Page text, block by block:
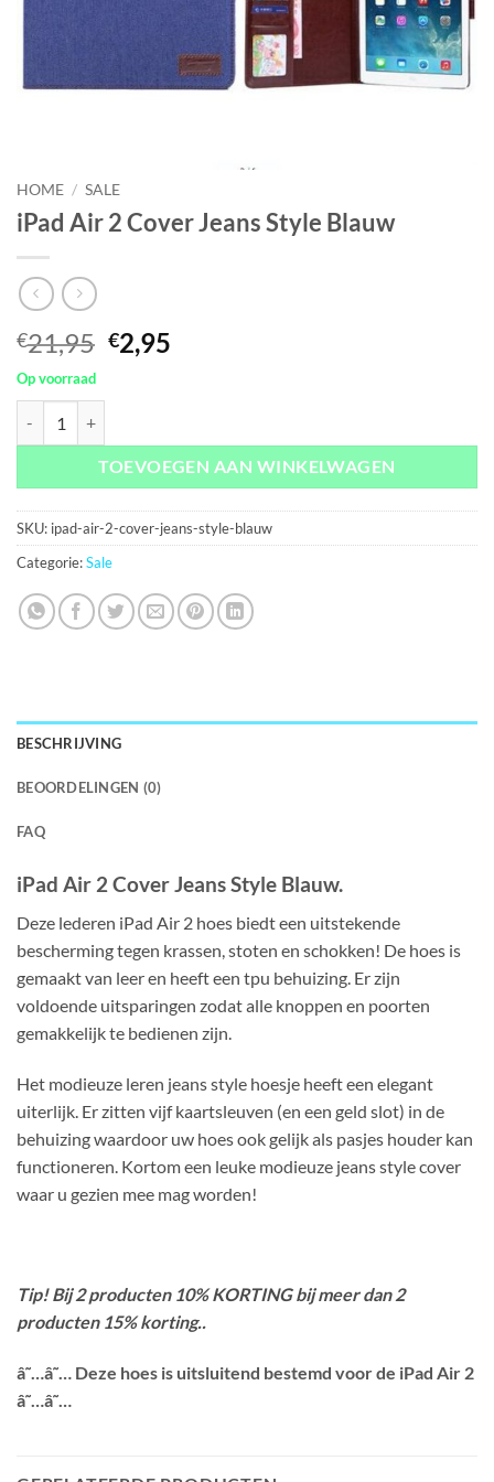
HOME / SALE
iPad Air 2 Cover Jeans Style Blauw
€21,95 Oorspronkelijke
prijs
€2,95
Op voorraad
TOEVOEGEN AAN WINKELWAGEN
SKU: ipad-air-2-cover-jeans-style-blauw
Categorie:Sale
BESCHRIJVING
BEOORDELINGEN (0)
FAQ
iPad Air 2 Cover Jeans Style Blauw.
Deze lederen iPad Air 2 hoes biedt een uitstekende
bescherming tegen krassen, stoten en schokken! De hoes is
gemaakt van leer en heeft een tpu behuizing. Er zijn
voldoende uitsparingen zodat alle knoppen en poorten
gemakkelijk te bedienen zijn.
Het modieuze leren jeans style hoesje heeft een elegant
uiterlijk. Er zitten vijf kaartsleuven (en een geld slot) in de
behuizing waardoor uw hoes ook gelijk als pasjes houder kan
functioneren. Kortom een leuke modieuze jeans style cover
waar u gezien mee mag worden!
Tip! Bij 2 producten 10% KORTING bij meer dan 2
producten 15% korting..
â˜…â˜… Deze hoes is uitsluitend bestemd voor de iPad Air 2
â˜…â˜…